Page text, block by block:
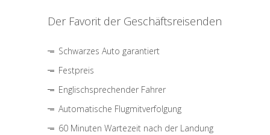
Der Favorit der Geschäftsreisenden
Schwarzes Auto garantiert
Festpreis
Englischsprechender Fahrer
Automatische Flugmitverfolgung
60 Minuten Wartezeit nach der Landung